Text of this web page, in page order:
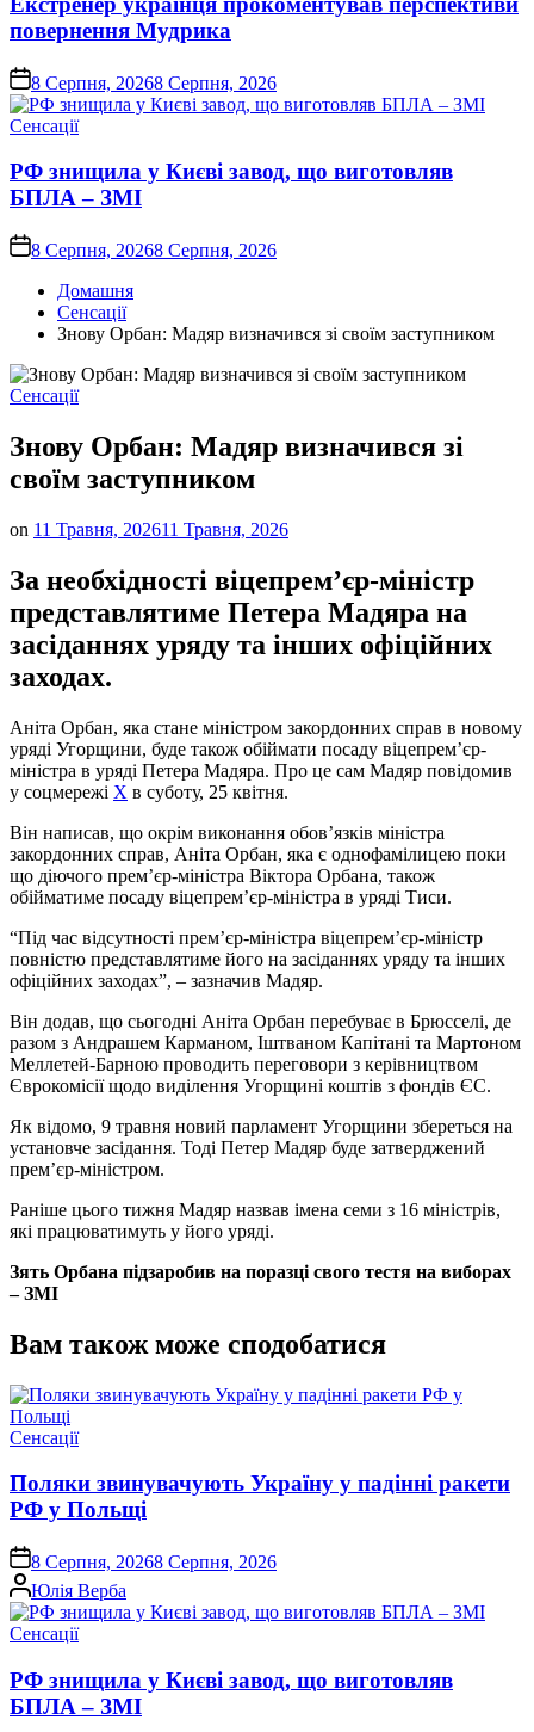
повернення Мудрика
on8 Серпня, 20268 Серпня, 2026
Опублікувати
Сенсації
РФ знищила у Києві завод, що виготовляв
БПЛА – ЗМІ
on8 Серпня, 20268 Серпня, 2026
Домашня
Сенсації
Знову Орбан: Мадяр визначився зі своїм заступником
Опублікувати
Сенсації
Знову Орбан: Мадяр визначився зі
своїм заступником
on 11 Травня, 202611 Травня, 2026
За необхідності віцепрем’єр-міністр
представлятиме Петера Мадяра на
засіданнях уряду та інших офіційних
заходах.
Аніта Орбан, яка стане міністром закордонних справ в новому
уряді Угорщини, буде також обіймати посаду віцепрем’єр-
міністра в уряді Петера Мадяра. Про це сам Мадяр повідомив
у соцмережі Х в суботу, 25 квітня.
Він написав, що окрім виконання обов’язків міністра
закордонних справ, Аніта Орбан, яка є однофамілицею поки
що діючого прем’єр-міністра Віктора Орбана, також
обійматиме посаду віцепрем’єр-міністра в уряді Тиси.
“Під час відсутності прем’єр-міністра віцепрем’єр-міністр
повністю представлятиме його на засіданнях уряду та інших
офіційних заходах”, – зазначив Мадяр.
Він додав, що сьогодні Аніта Орбан перебуває в Брюсселі, де
разом з Андрашем Карманом, Іштваном Капітані та Мартоном
Меллетей-Барною проводить переговори з керівництвом
Єврокомісії щодо виділення Угорщині коштів з фондів ЄС.
Як відомо, 9 травня новий парламент Угорщини збереться на
установче засідання. Тоді Петер Мадяр буде затверджений
прем’єр-міністром.
Раніше цього тижня Мадяр назвав імена семи з 16 міністрів,
які працюватимуть у його уряді.
Зять Орбана підзаробив на поразці свого тестя на виборах
– ЗМІ
Вам також може сподобатися
Опублікувати
Сенсації
Поляки звинувачують Україну у падінні ракети
РФ у Польщі
on8 Серпня, 20268 Серпня, 2026
Опубліковано
Юлія Верба
Опублікувати
Сенсації
РФ знищила у Києві завод, що виготовляв
БПЛА – ЗМІ